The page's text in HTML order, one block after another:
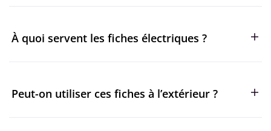
alvéoles pour recevoir les broches. Ensemble, elles
À quoi servent les fiches électriques ?
permettent d’assurer un contact fiable et d’éviter les risques
Peut-on utiliser ces fiches à l’extérieur ?